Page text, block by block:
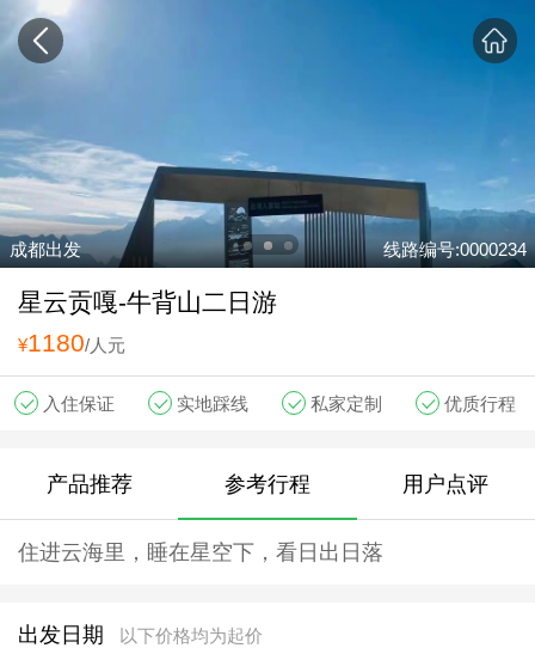
成都出发 线路编号:0000234
星云贡嘎-牛背山二日游
¥1180/人元
入住保证 实地踩线 私家定制 优质行程
产品推荐 参考行程 用户点评
住进云海里，睡在星空下，看日出日落
出发日期 以下价格均为起价